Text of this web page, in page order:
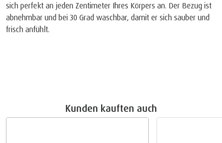
sich perfekt an jeden Zentimeter Ihres Körpers an. Der Bezug ist
abnehmbar und bei 30 Grad waschbar, damit er sich sauber und
frisch anfühlt.
Kunden kauften auch